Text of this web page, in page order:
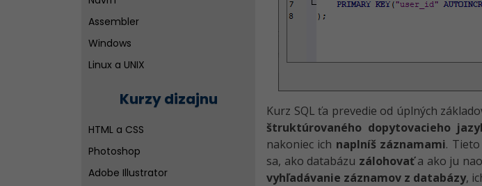
Assembler
Windows
Linux a UNIX
Ďalšie vývojové nástroje pre
tvorbu aplikácií
Diskusné fórum o programovaní
Kurzy dizajnu
HTML a CSS
Photoshop
Adobe Illustrator
Kurz SQL ťa prevedie od úplných
štruktúrovaného dopytovacieho
nakoniec ich naplníš záznamami. Tieto
sa, ako databázu zálohovaťa ako ju
vyhľadávanie záznamov z databázy,